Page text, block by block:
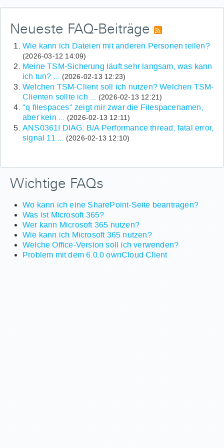
Neueste FAQ-Beiträge
Wie kann ich Dateien mit anderen Personen teilen?
(2026-03-12 14:09)
Meine TSM-Sicherung läuft sehr langsam, was kann
ich tun? ...
(2026-02-13 12:23)
Welchen TSM-Client soll ich nutzen? Welchen TSM-
Clienten sollte ich ...
(2026-02-13 12:21)
"q filespaces" zeigt mir zwar die Filespacenamen,
aber kein ...
(2026-02-13 12:11)
ANS0361I DIAG: B/A Performance thread, fatal error,
signal 11 ...
(2026-02-13 12:10)
Wichtige FAQs
Wo kann ich eine SharePoint-Seite beantragen?
Was ist Microsoft 365?
Wer kann Microsoft 365 nutzen?
Wie kann ich Microsoft 365 nutzen?
Welche Office-Version soll ich verwenden?
Problem mit dem 6.0.0 ownCloud Client